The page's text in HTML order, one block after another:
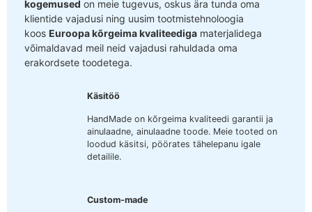
kogemused on meie tugevus, oskus ära tunda oma
klientide vajadusi ning uusim tootmistehnoloogia
koos Euroopa kõrgeima kvaliteediga materjalidega
võimaldavad meil neid vajadusi rahuldada oma
erakordsete toodetega.
Käsitöö
HandMade on kõrgeima kvaliteedi garantii ja
ainulaadne, ainulaadne toode. Meie tooted on
loodud käsitsi, pöörates tähelepanu igale
detailile.
Custom-made